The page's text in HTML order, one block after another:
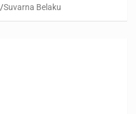
Suvarna Belaku